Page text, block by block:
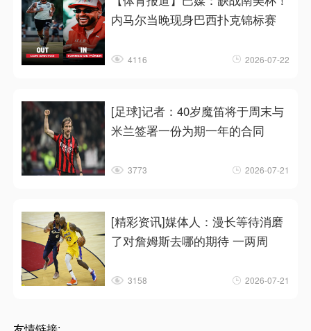
内马尔当晚现身巴西扑克锦标赛
4116 2026-07-22
[足球]记者：40岁魔笛将于周末与
米兰签署一份为期一年的合同
3773 2026-07-21
[精彩资讯]媒体人：漫长等待消磨
了对詹姆斯去哪的期待 一两周
3158 2026-07-21